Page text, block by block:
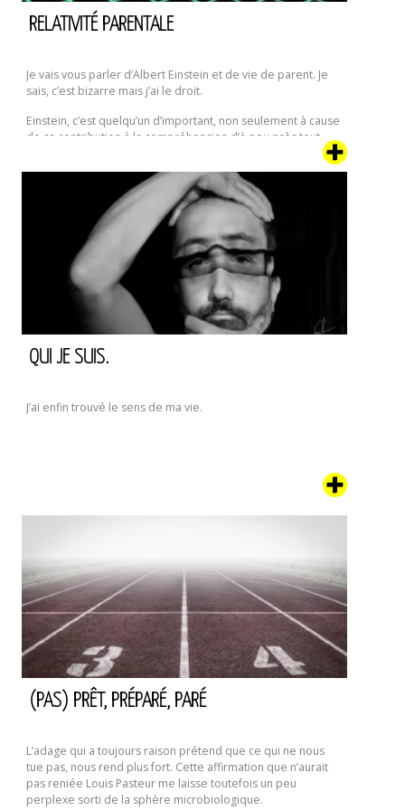
RELATIVITÉ PARENTALE
Je vais vous parler d’Albert Einstein et de vie de parent. Je
sais, c’est bizarre mais j’ai le droit.
Einstein, c’est quelqu’un d’important, non seulement à cause
de sa contribution à la compréhension d’à peu près tout,
mais surtout pour avoir été le champignon hallucinogène de
la science-fiction du vingtième siècle, celui dont les travaux
ont apporté à des générations d’auteurs et scénaristes,
l’étincelle nécessaire à faire exploser leur imagination vers
d’autres ailleurs.
QUI JE SUIS.
J’ai enfin trouvé le sens de ma vie.
(PAS) PRÊT, PRÉPARÉ, PARÉ
L’adage qui a toujours raison prétend que ce qui ne nous
tue pas, nous rend plus fort. Cette affirmation que n’aurait
pas reniée Louis Pasteur me laisse toutefois un peu
perplexe sorti de la sphère microbiologique.